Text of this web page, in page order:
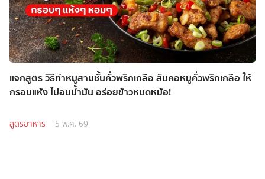
แจกสูตร วิธีทำหมูสามชั้นคั่วพริกเกลือ สันคอหมูคั่วพริกเกลือ ให้
กรอบแห้ง ไม่อมน้ำมัน อร่อยข้าวหมดหม้อ!
สูตรอาหาร 5 พ.ค. 69